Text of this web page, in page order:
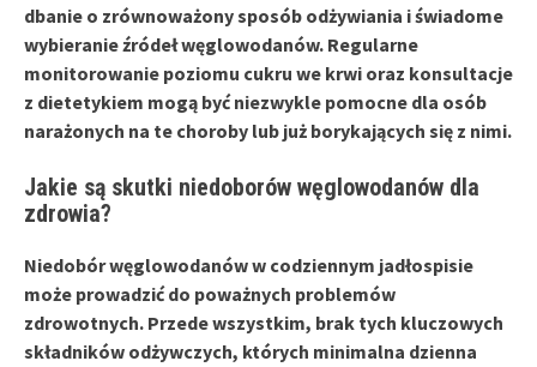
dbanie o zrównoważony sposób odżywiania i świadome
wybieranie źródeł węglowodanów. Regularne
monitorowanie poziomu cukru we krwi oraz konsultacje
z dietetykiem mogą być niezwykle pomocne dla osób
narażonych na te choroby lub już borykających się z nimi.
Jakie są skutki niedoborów węglowodanów dla
zdrowia?
Niedobór węglowodanóww codziennym jadłospisie
może prowadzić do poważnych problemów
zdrowotnych. Przede wszystkim, brak tych kluczowych
składników odżywczych, których minimalna dzienna